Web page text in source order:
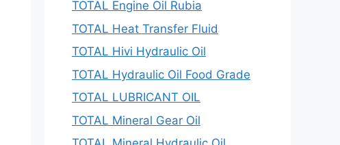
TOTAL Engine Oil Rubia
TOTAL Heat Transfer Fluid
TOTAL Hivi Hydraulic Oil
TOTAL Hydraulic Oil Food Grade
TOTAL LUBRICANT OIL
TOTAL Mineral Gear Oil